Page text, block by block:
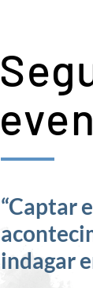
“Captar
indagar